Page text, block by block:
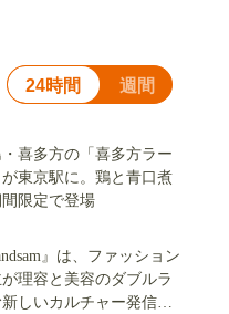
24時間 週間
喜多方の「喜多方ラー
が東京駅に。鶏と青口煮
限定で登場
』は、ファッション
理容と美容のダブルラ
しいカルチャー発信基